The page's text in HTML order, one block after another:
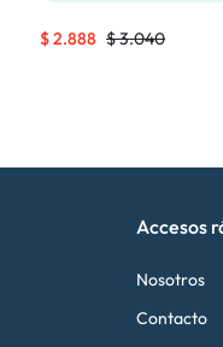
$3.040
$2.888
Accesos
Nosotros
Contacto